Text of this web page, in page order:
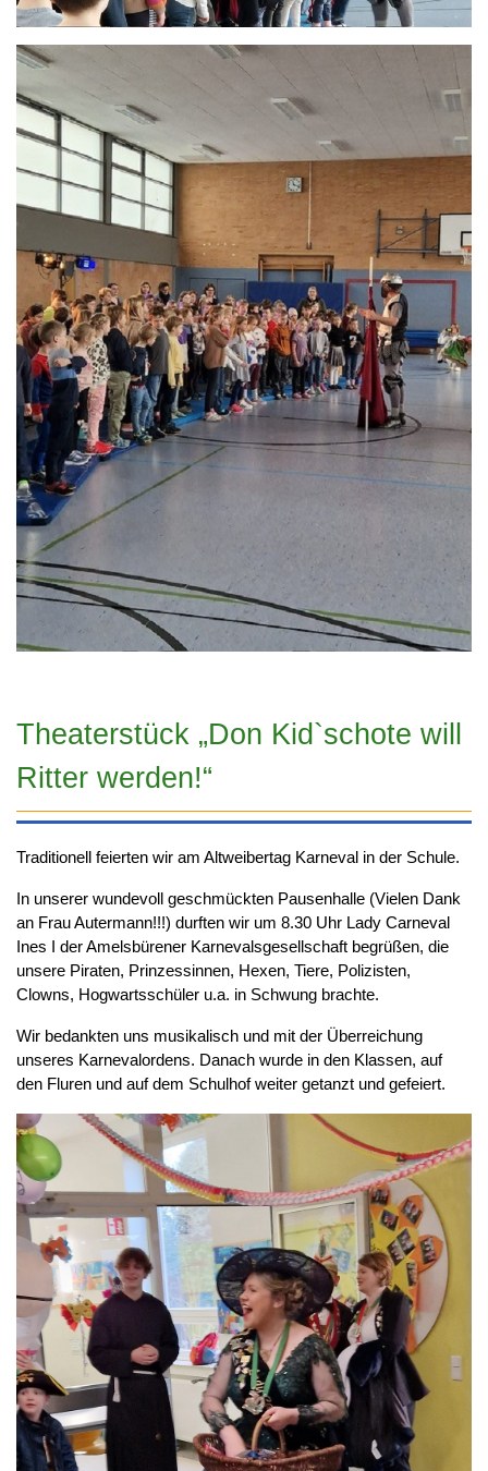
Theaterstück „Don Kid`schote will
Ritter werden!“
Traditionell feierten wir am Altweibertag Karneval in der Schule.
In unserer wundevoll geschmückten Pausenhalle (Vielen Dank
an Frau Autermann!!!) durften wir um 8.30 Uhr Lady Carneval
Ines I der Amelsbürener Karnevalsgesellschaft begrüßen, die
unsere Piraten, Prinzessinnen, Hexen, Tiere, Polizisten,
Clowns, Hogwartsschüler u.a. in Schwung brachte.
Wir bedankten uns musikalisch und mit der Überreichung
unseres Karnevalordens. Danach wurde in den Klassen, auf
den Fluren und auf dem Schulhof weiter getanzt und gefeiert.